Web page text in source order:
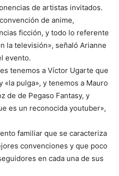
de artistas invitados.
de anime,
ficción, y todo lo referente
la televisión», señaló Arianne
evento.
tenemos a Víctor Ugarte que
«la pulga», y tenemos a Mauro
de de Pegaso Fantasy, y
es un reconocida youtuber»,
familiar que se caracteriza
convenciones y que poco
en cada una de sus